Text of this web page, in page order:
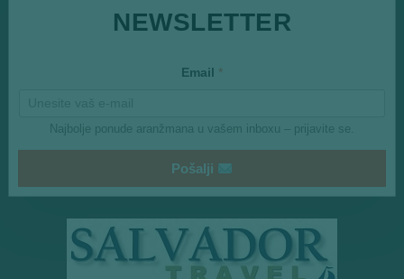
NEWSLETTER
*
Email *
Najbolje ponude aranžmana u vašem inboxu – prijavite se.
Pošalji